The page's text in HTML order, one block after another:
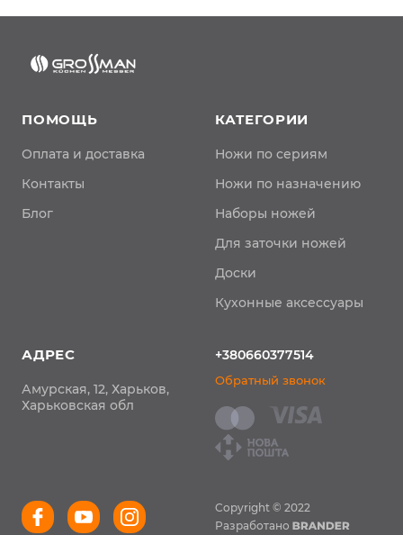
ПОМОЩЬ
Оплата и доставка
Контакты
Блог
КАТЕГОРИИ
Ножи по сериям
Ножи по назначению
Наборы ножей
Для заточки ножей
Доски
Кухонные аксессуары
АДРЕС
Амурская, 12, Харьков,
Харьковская обл
+380660377514
Обратный звонок
Copyright © 2022
Разработано